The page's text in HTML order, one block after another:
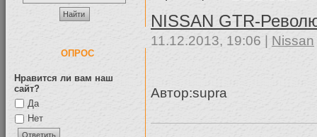
ОПРОС
Нравится ли вам наш
сайт?
Да
Нет
NISSAN GTR-
11.12.2013, 19:06 | Nissan
Автор:supra